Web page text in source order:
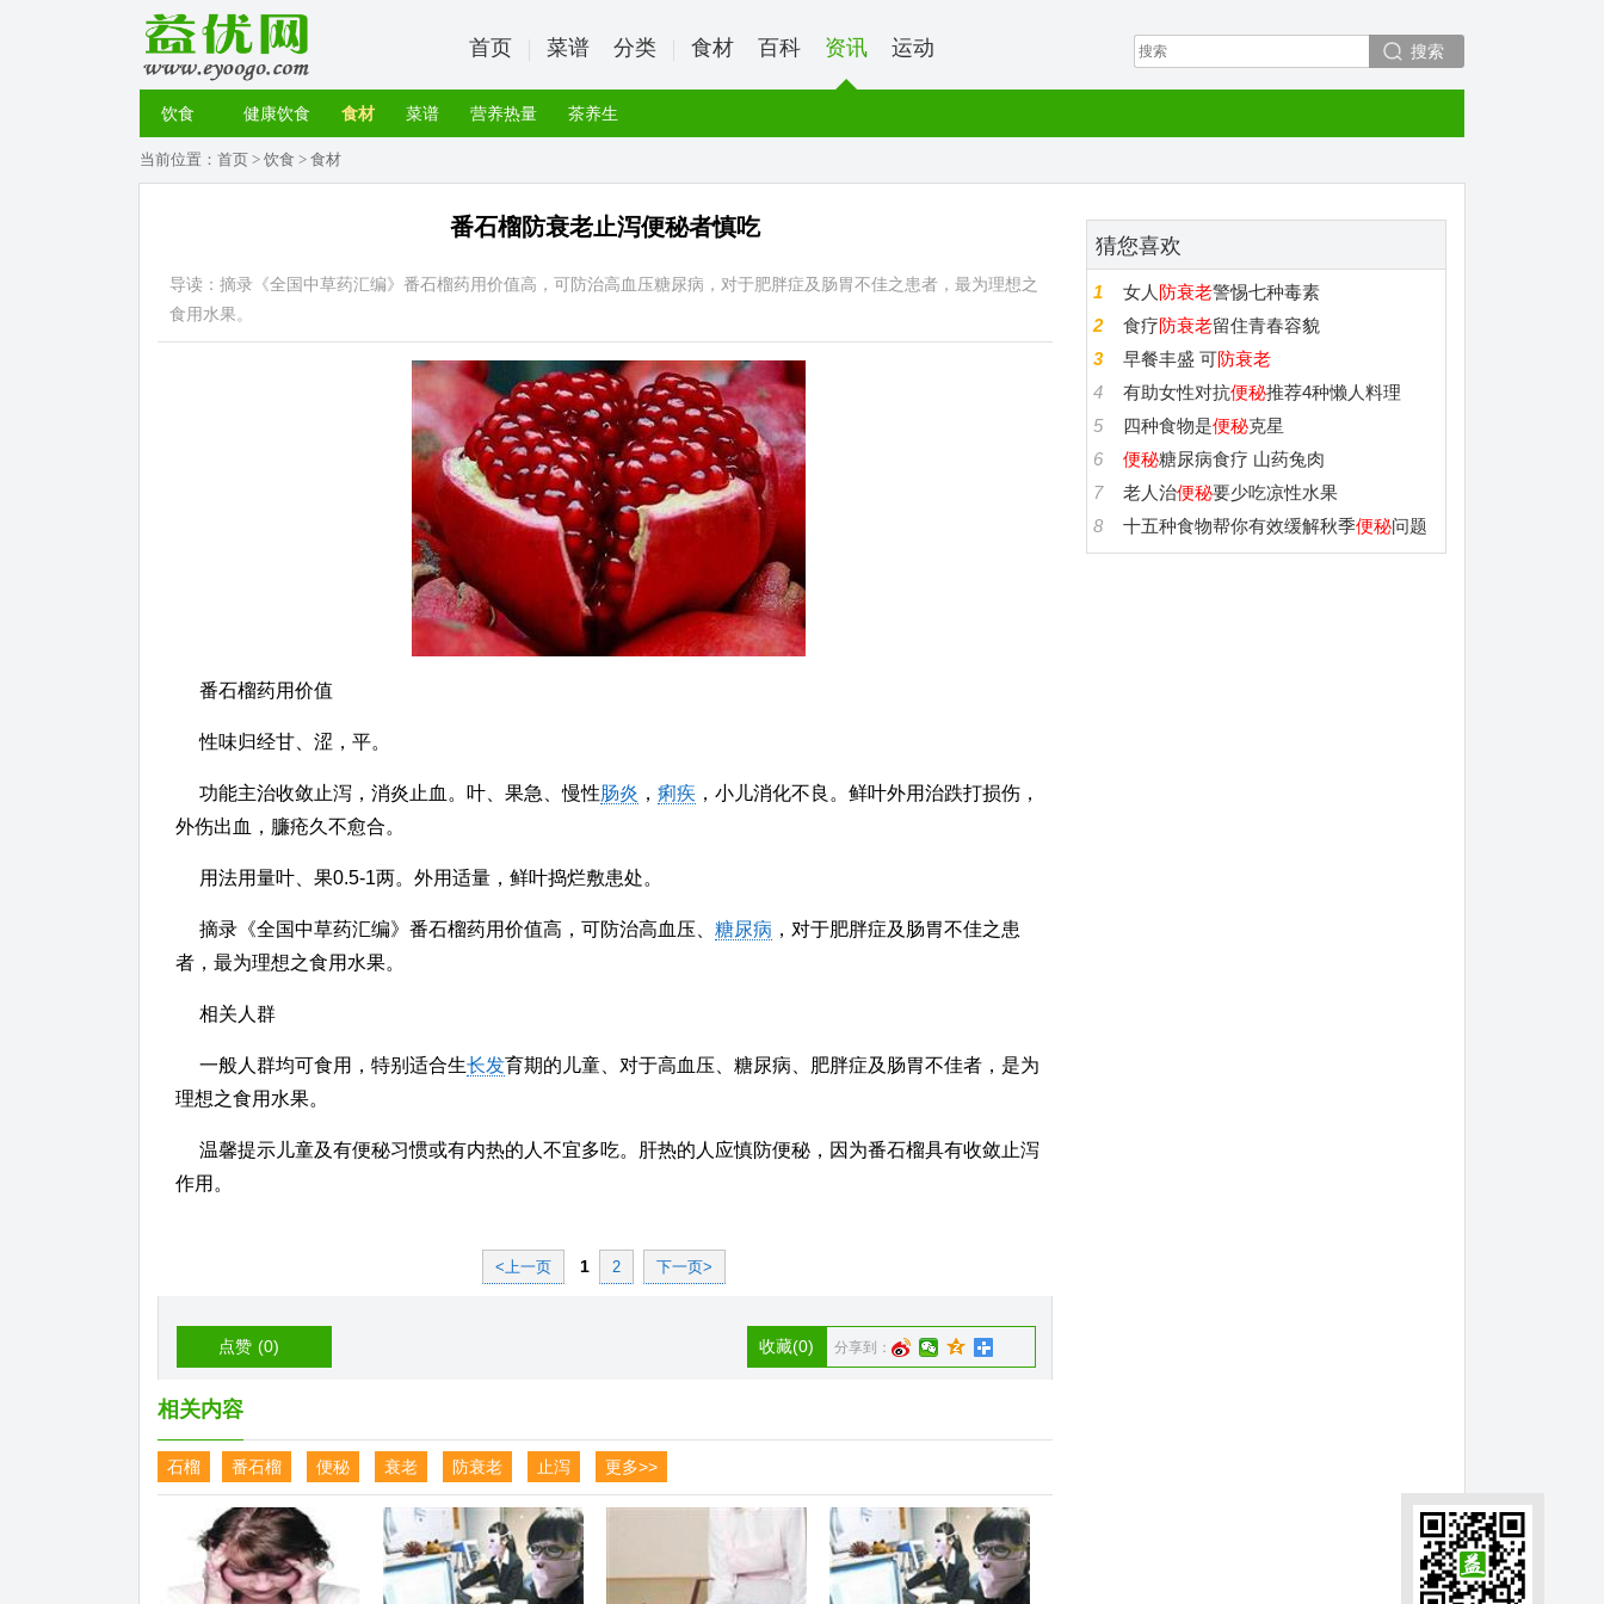
搜索
首页 菜谱 分类 食材 百科 资讯 运动
饮食 健康饮食 食材 菜谱 营养热量 茶养生
当前位置： 首页 > 饮食 > 食材
番石榴防衰老止泻便秘者慎吃
导读：摘录《全国中草药汇编》番石榴药用价值高，可防治高血压糖尿病，对于肥胖症及肠胃不佳之患者，最为理想之
食用水果。
番石榴药用价值
性味归经甘、涩，平。
功能主治收敛止泻，消炎止血。叶、果急、慢性肠炎 ， 痢疾 ，小儿消化不良。鲜叶外用治跌打损伤，
外伤出血，臁疮久不愈合。
用法用量叶、果0.5-1两。外用适量，鲜叶捣烂敷患处。
摘录《全国中草药汇编》番石榴药用价值高，可防治高血压、 糖尿病 ，对于肥胖症及肠胃不佳之患
者，最为理想之食用水果。
相关人群
一般人群均可食用，特别适合生长发育期的儿童、对于高血压、糖尿病、肥胖症及肠胃不佳者，是为
理想之食用水果。
温馨提示儿童及有便秘习惯或有内热的人不宜多吃。肝热的人应慎防便秘，因为番石榴具有收敛止泻
作用。
<上一页 1 2 下一页>
点赞 (0) 分享到：
收藏(0)
相关内容
石榴 番石榴 便秘 衰老 防衰老 止泻 更多>>
猜您喜欢
1 女人 防衰老警惕七种毒素
2
食疗防衰老留住青春容貌
3
早餐丰盛 可防衰老
4
有助女性对抗便秘推荐4种懒人料理
5
四种食物是便秘克星
6
便秘糖尿病食疗 山药兔肉
7
老人治便秘要少吃凉性水果
8
十五种食物帮你有效缓解秋季便秘问题